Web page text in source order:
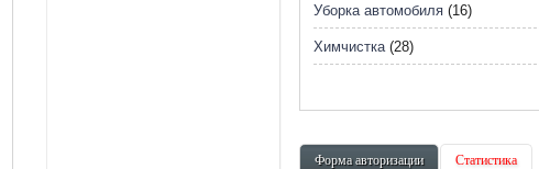
Уборка автомобиля (16)
Химчистка(28)
Форма авторизации Статистика